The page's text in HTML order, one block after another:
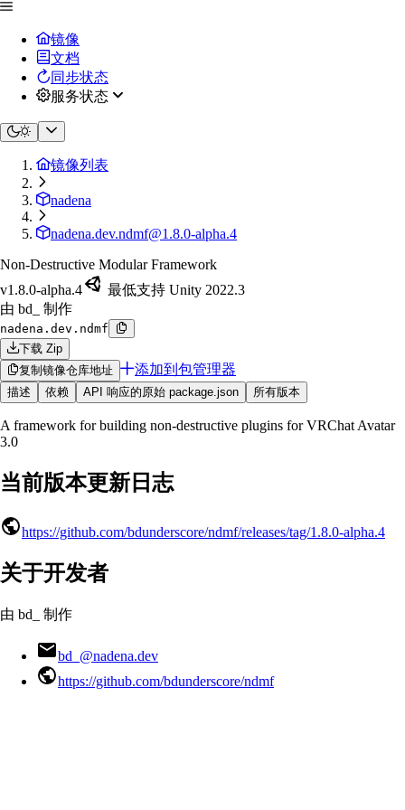
镜像
文档
同步状态
服务状态
镜像列表
nadena
nadena.dev.ndmf@1.8.0-alpha.4
Non-Destructive Modular Framework
v1.8.0-alpha.4
最低支持 Unity 2022.3
由 bd_ 制作
nadena.dev.ndmf
下载 Zip
复制镜像仓库地址
添加到包管理器
描述 依赖 API 响应的原始 package.json 所有版本
A framework for building non-destructive plugins for VRChat Avatar
3.0
当前版本更新日志
https://github.com/bdunderscore/ndmf/releases/tag/1.8.0-alpha.4
关于开发者
由 bd_ 制作
bd_@nadena.dev
https://github.com/bdunderscore/ndmf